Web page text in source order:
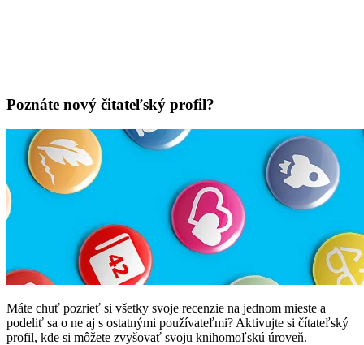
Poznáte nový čitateľský profil?
Máte chuť pozrieť si všetky svoje recenzie na jednom mieste a
podeliť sa o ne aj s ostatnými používateľmi? Aktivujte si čítateľský
profil, kde si môžete zvyšovať svoju knihomoľskú úroveň.